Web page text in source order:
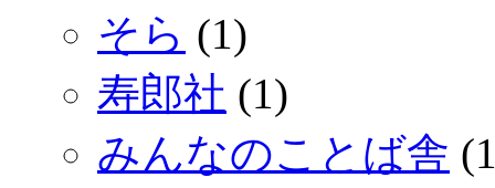
そら (1)
寿郎社 (1)
みんなのことば舎